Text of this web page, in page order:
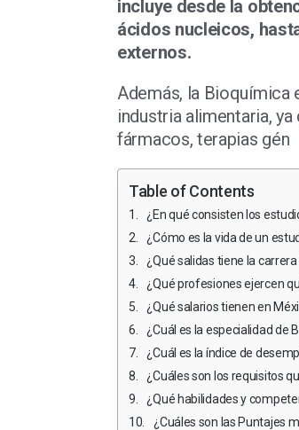
incluye desde la
ácidos nucleicos,
externos.
Además, la Bioquímica
industria alimentaria,
fármacos, terapias gén
Table of Contents
¿En qué consisten los
¿Cómo es la vida de un
¿Qué salidas tiene la
¿Qué profesiones ejercen
¿Qué salarios tienen en
¿Cuál es la especialidad de
¿Cuál es la índice de
¿Cuáles son los requisitos
¿Qué habilidades y
¿Cuáles son las Puntajes